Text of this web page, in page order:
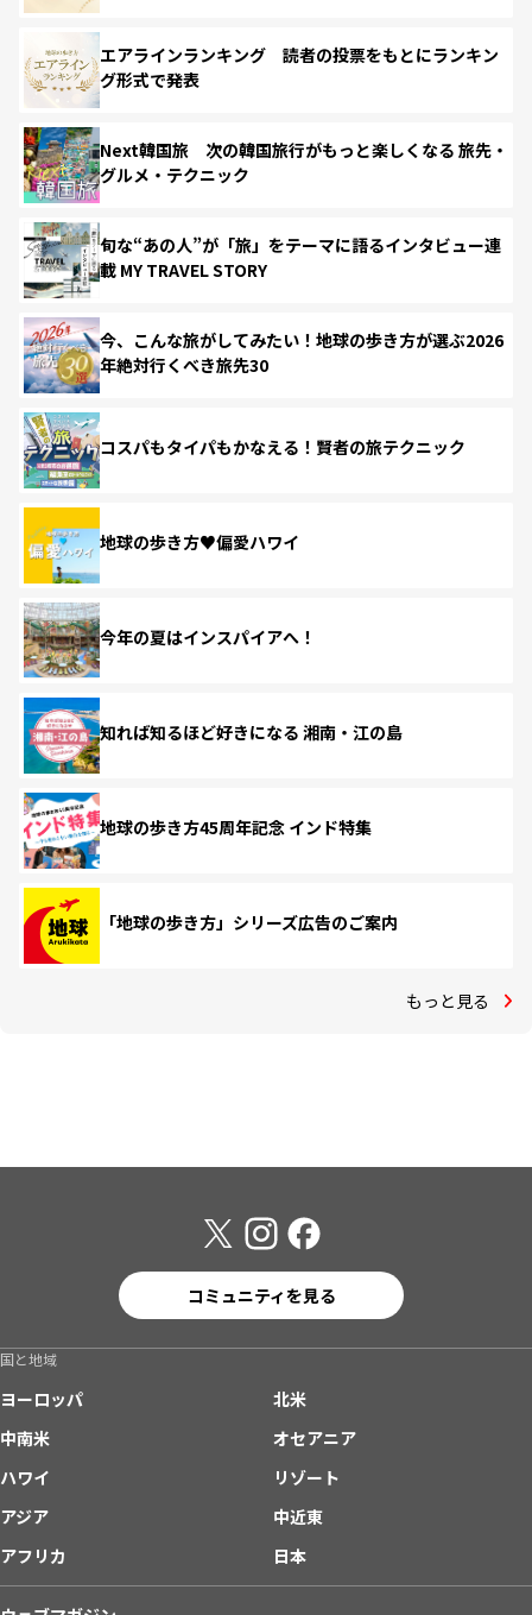
エアラインランキング 読者の投票をもとにランキン
グ形式で発表
Next韓国旅 次の韓国旅行がもっと楽しくなる 旅先・
グルメ・テクニック
旬な“あの人”が「旅」をテーマに語るインタビュー連
載 MY TRAVEL STORY
今、こんな旅がしてみたい！地球の歩き方が選ぶ2026
年絶対行くべき旅先30
コスパもタイパもかなえる！賢者の旅テクニック
地球の歩き方♥偏愛ハワイ
今年の夏はインスパイアへ！
知れば知るほど好きになる 湘南・江の島
地球の歩き方45周年記念 インド特集
「地球の歩き方」シリーズ広告のご案内
もっと見る
コミュニティを見る
国と地域
ヨーロッパ
北米
中南米
オセアニア
ハワイ
リゾート
アジア
中近東
アフリカ
日本